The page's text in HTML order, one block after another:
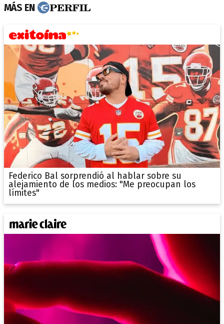
MÁS EN
Federico Bal sorprendió al hablar sobre su
alejamiento de los medios: "Me preocupan los
límites"